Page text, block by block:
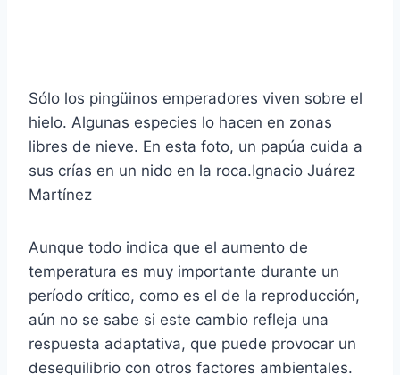
Sólo los pingüinos emperadores viven sobre el
hielo. Algunas especies lo hacen en zonas
libres de nieve. En esta foto, un papúa cuida a
sus crías en un nido en la roca.Ignacio Juárez
Martínez
Aunque todo indica que el aumento de
temperatura es muy importante durante un
período crítico, como es el de la reproducción,
aún no se sabe si este cambio refleja una
respuesta adaptativa, que puede provocar un
desequilibrio con otros factores ambientales.